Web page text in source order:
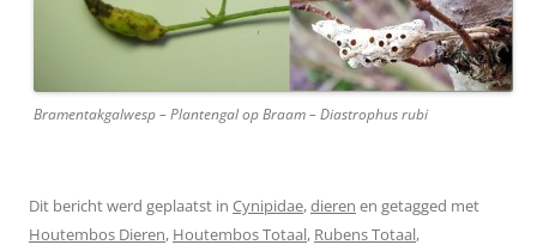
Bramentakgalwesp – Plantengal op Braam – Diastrophus rubi
Dit bericht werd geplaatst in Cynipidae,dieren en getagged met
Houtembos Dieren, Houtembos Totaal, Rubens Totaal,